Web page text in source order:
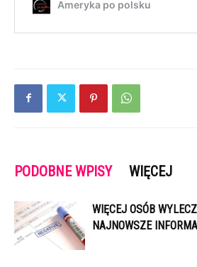
PODOBNE WPISY WIĘCEJ
WIĘCEJ OSÓB
NAJNOWSZE